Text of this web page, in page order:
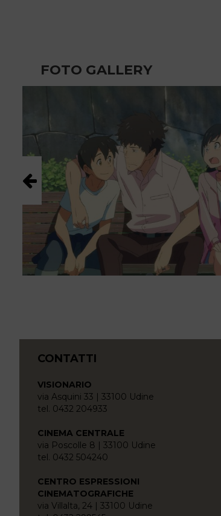
FOTO GALLERY
CONTATTI
VISIONARIO
via Asquini 33 | 33100 Udine
tel. 0432 204933
CINEMA CENTRALE
via Poscolle 8 | 33100 Udine
tel. 0432 504240
CENTRO ESPRESSIONI
CINEMATOGRAFICHE
via Villalta, 24 | 33100 Udine